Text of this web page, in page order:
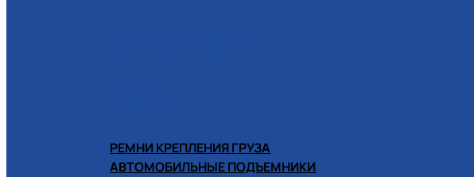
РЕМНИ КРЕПЛЕНИЯ ГРУЗА
АВТОМОБИЛЬНЫЕ ПОДЪЕМНИКИ